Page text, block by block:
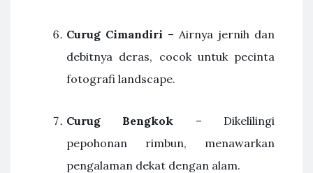
Curug Cimandiri – Airnya jernih dan
debitnya deras, cocok untuk pecinta
fotografi landscape.
Curug Bengkok – Dikelilingi
pepohonan rimbun, menawarkan
pengalaman dekat dengan alam.